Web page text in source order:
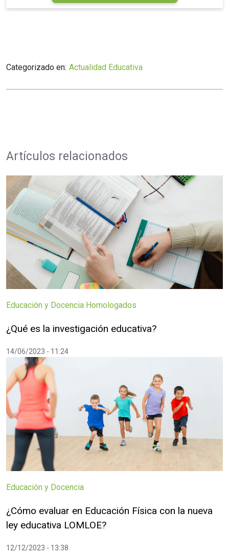
Categorizado en: Actualidad Educativa
Artículos relacionados
Educación y Docencia Homologados
¿Qué es la investigación educativa?
14/06/2023 - 11:24
Educación y Docencia
¿Cómo evaluar en Educación Física con la nueva
ley educativa LOMLOE?
12/12/2023 - 13:38